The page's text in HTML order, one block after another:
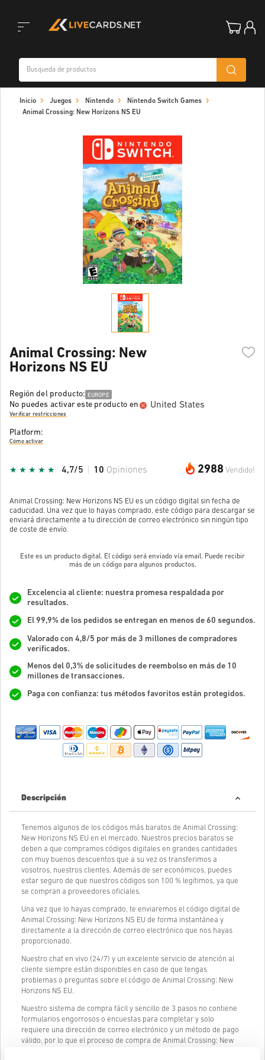
navigation
Inicio Juegos Nintendo
Nintendo Switch Games
Animal Crossing: New Horizons NS EU
Animal Crossing: New
Horizons NS EU
Región del producto: EUROPE
No puedes activar este producto en United States
Verificar restricciones
Platform:
Cómo activar
2988 Vendido!
4,7/5 10 Opiniones
Animal Crossing: New Horizons NS EU es un código digital sin fecha de
caducidad. Una vez que lo hayas comprado, este código para descargar se
enviará directamente a tu dirección de correo electrónico sin ningún tipo
de coste de envío.
Este es un producto digital. El código será enviado vía email. Puede recibir
más de un código para algunos productos.
Excelencia al cliente: nuestra promesa respaldada por
resultados.
El 99,9% de los pedidos se entregan en menos de 60 segundos.
Valorado con 4,8/5 por más de 3 millones de compradores
verificados.
Menos del 0,3% de solicitudes de reembolso en más de 10
millones de transacciones.
Paga con confianza: tus métodos favoritos están protegidos.
Descripción
Tenemos algunos de los códigos más baratos de Animal Crossing:
New Horizons NS EU en el mercado. Nuestros precios baratos se
deben a que compramos códigos digitales en grandes cantidades
con muy buenos descuentos que a su vez os transferimos a
vosotros, nuestros clientes. Además de ser económicos, puedes
estar seguro de que nuestros códigos son 100 % legítimos, ya que
se compran a proveedores oficiales.
Una vez que lo hayas comprado, te enviaremos el código digital de
Animal Crossing: New Horizons NS EU de forma instantánea y
directamente a la dirección de correo electrónico que nos hayas
proporcionado.
Nuestro chat en vivo (24/7) y un excelente servicio de atención al
cliente siempre están disponibles en caso de que tengas
problemas o preguntas sobre el código de Animal Crossing: New
Horizons NS EU.
Nuestro sistema de compra fácil y sencillo de 3 pasos no contiene
formularios engorrosos o encuestas para completar y solo
requiere una dirección de correo electrónico y un método de pago
válido, por lo que el proceso de compra de Animal Crossing: New